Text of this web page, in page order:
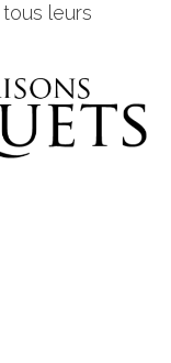
leurs